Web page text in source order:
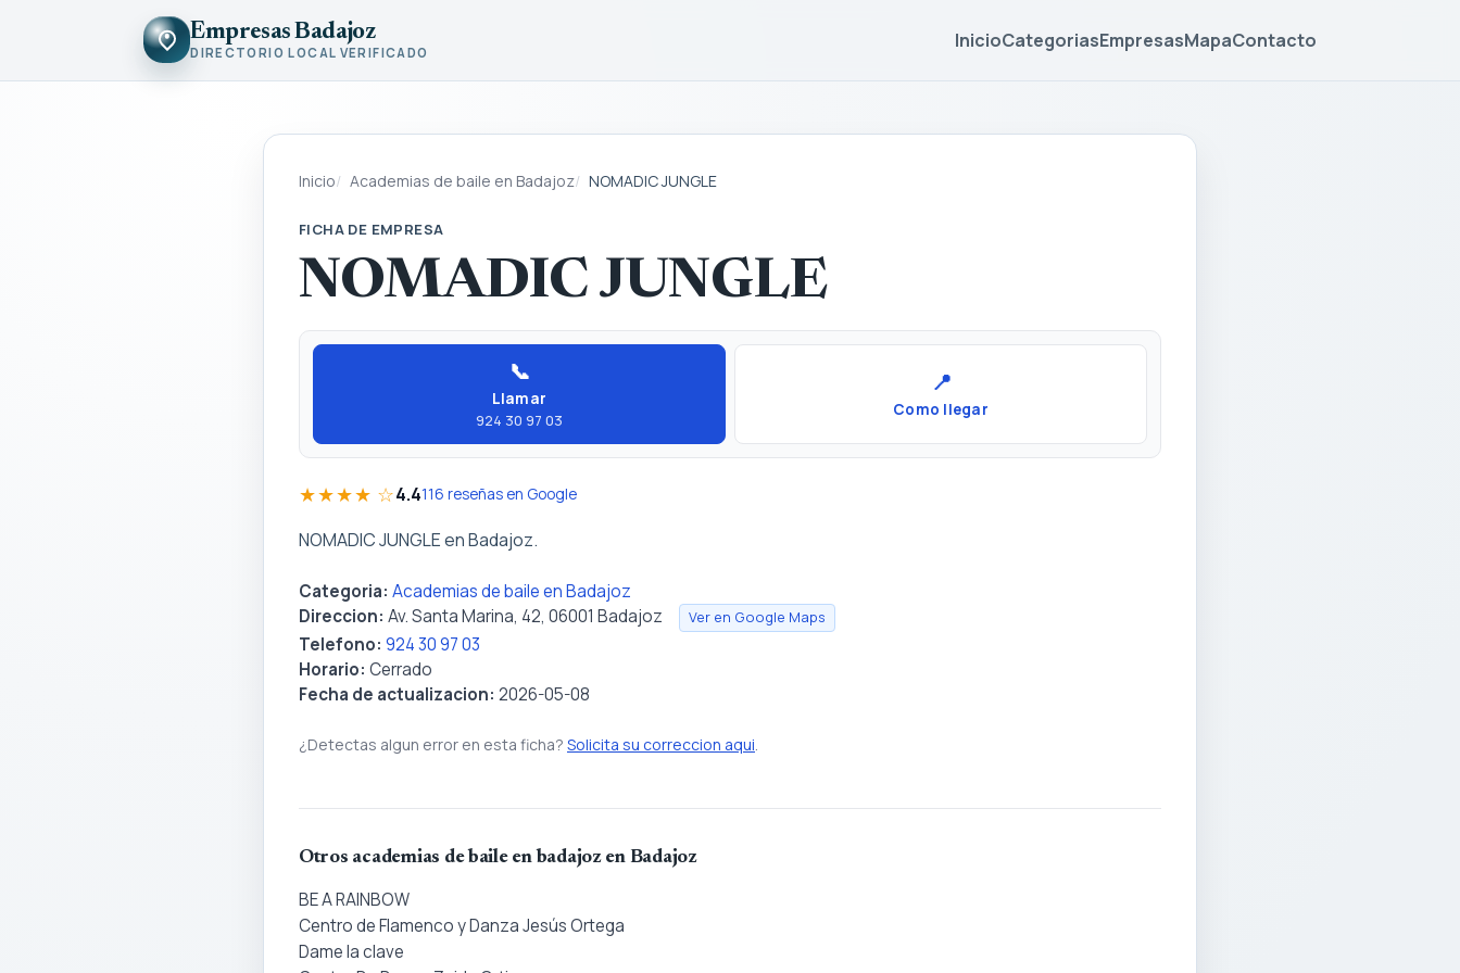
Empresas Badajoz
DIRECTORIO LOCAL VERIFICADO
InicioCategoriasEmpresasMapaContacto
Inicio Academias de baile en Badajoz NOMADIC JUNGLE
FICHA DE EMPRESA
NOMADIC JUNGLE
📞
Llamar
924 30 97 03
📍
Como llegar
★★★★ ☆4.4116 reseñas en Google
NOMADIC JUNGLE en Badajoz.
Categoria: Academias de baile en Badajoz
Direccion: Av. Santa Marina, 42, 06001 Badajoz Ver en Google Maps
Telefono: 924 30 97 03
Horario: Cerrado
Fecha de actualizacion: 2026-05-08
¿Detectas algun error en esta ficha? Solicita su correccion aqui
Otros academias de baile en badajoz en Badajoz
BE A RAINBOW
Centro de Flamenco y Danza Jesús Ortega
Dame la clave